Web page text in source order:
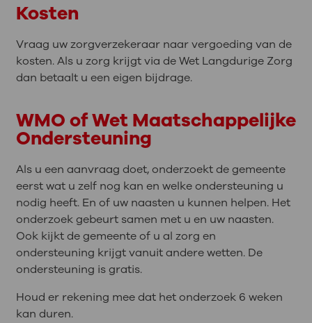
Kosten
Vraag uw zorgverzekeraar naar vergoeding van de
kosten. Als u zorg krijgt via de Wet Langdurige Zorg
dan betaalt u een eigen bijdrage.
WMO of Wet Maatschappelijke
Ondersteuning
Als u een aanvraag doet, onderzoekt de gemeente
eerst wat u zelf nog kan en welke ondersteuning u
nodig heeft. En of uw naasten u kunnen helpen. Het
onderzoek gebeurt samen met u en uw naasten.
Ook kijkt de gemeente of u al zorg en
ondersteuning krijgt vanuit andere wetten. De
ondersteuning is gratis.
Houd er rekening mee dat het onderzoek 6 weken
kan duren.